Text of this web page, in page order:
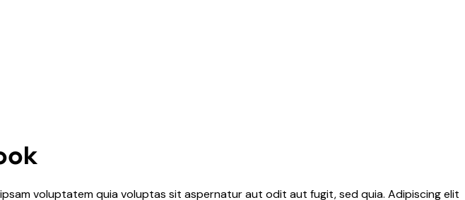
voluptatem quia voluptas sit aspernatur aut odit aut fugit, sed quia. Adipiscing elit